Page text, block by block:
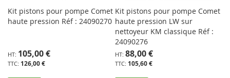
Kit pistons pour pompe Comet
haute pression Réf : 24090270
126,00 €
105,00 €
Kit pistons pour pompe Comet
haute pression LW sur
nettoyeur KM classique Réf :
24090276
105,60 €
88,00 €